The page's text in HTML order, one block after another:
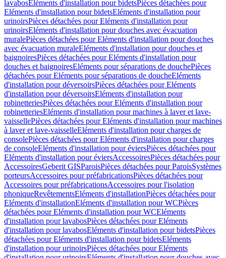
lavabosEléments d'installation pour bidetsPièces détachées pour
Eléments d'installation pour bidetsEléments d'installation pour
urinoirsPièces détachées pour Eléments d'installation pour
urinoirsEléments d'installation pour douches avec évacuation
muralePièces détachées pour Eléments d'installation pour douches
avec évacuation muraleEléments d'installation pour douches et
baignoiresPièces détachées pour Eléments d'installation pour
douches et baignoiresEléments pour séparations de douchePièces
détachées pour Eléments pour séparations de doucheEléments
d'installation pour déversoirsPièces détachées pour Eléments
d'installation pour déversoirsEléments d'installation pour
robinetteriesPièces détachées pour Eléments d'installation pour
robinetteriesEléments d'installation pour machines à laver et lave-
vaissellePièces détachées pour Eléments d'installation pour machines
à laver et lave-vaisselleEléments d'installation pour charges de
consolePièces détachées pour Eléments d'installation pour charges
de consoleEléments d'installation pour éviersPièces détachées pour
Eléments d'installation pour éviersAccessoiresPièces détachées pour
AccessoiresGeberit GISParoisPièces détachées pour ParoisSystèmes
porteursAccessoires pour préfabricationsPièces détachées pour
Accessoires pour préfabricationsAccessoires pour l'isolation
phoniqueRevêtementsEléments d'installationPièces détachées pour
Eléments d'installationEléments d'installation pour WCPièces
détachées pour Eléments d'installation pour WCEléments
d'installation pour lavabosPièces détachées pour Eléments
d'installation pour lavabosEléments d'installation pour bidetsPièces
détachées pour Eléments d'installation pour bidetsEléments
d'installation pour urinoirsPièces détachées pour Eléments